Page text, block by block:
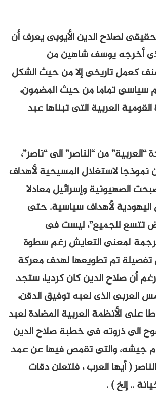
لصلاح الدين الأيوبى يعرف أن
أخرجه يوسف شاهين من
كعمل تاريخى إلا من حيث الشكل
سياسى تماما من حيث المضمون،
العربية التى تبناها عبد
من “الناصر” الى “ناصر”،
نموذجا لاستغلال المسيحية لأهداف
الصهيونية وإسرائيل معادلا
اليهودية لأهداف سياسية. حتى
تتسع للجميع”، ليست فى
لمعنى التعايش رغم سطوة
تفصيلة تم تطويعها لهدف معركة
أن صلاح الدين كان كرديا، ستجد
العربى الذى لعبه توفيق الدقن،
على الأنظمة العربية المضادة لعبد
الى ذروته فى خطبة صلاح الدين
جيشه، والتى تقمص فيها عن عمد
( أيها العرب ، فلتعلن دقات
.. إلخ ) .